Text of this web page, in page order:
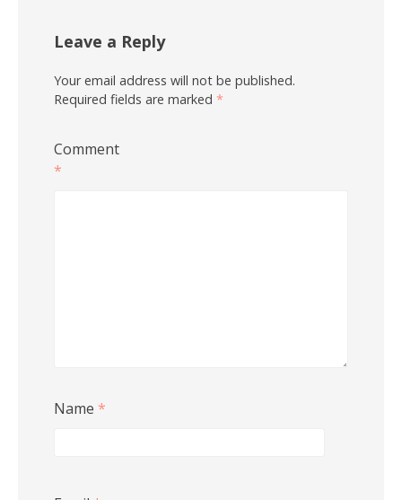
Leave a Reply
Your email address will not be published.
Required fields are marked *
Comment
*
Name *